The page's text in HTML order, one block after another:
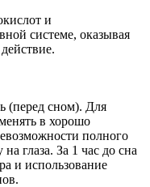
и
системе, оказывая
(перед сном). Для
в хорошо
полного
глаза. За 1 час до сна
и использование